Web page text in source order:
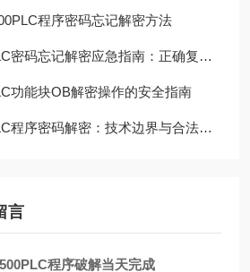
程序密码忘记解密方法
记解密应急指南：正确复位流程与数据取舍
功能块OB解密操作的安全指南
码解密：技术边界与合法路径的深度解析
言
程序破解当天完成